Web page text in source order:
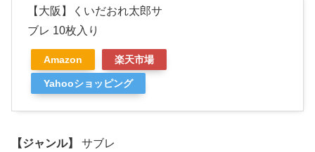
【大阪】くいだおれ太郎サ
ブレ 10枚入り
Amazon 楽天市場
Yahooショッピング
【ジャンル】
サブレ